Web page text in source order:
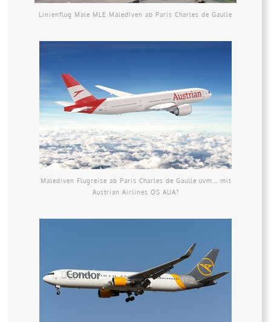
Linienflug Male MLE Malediven ab Paris Charles de Gaulle
Malediven Flugreise ab Paris Charles de Gaulle uvm... mit
Austrian Airlines OS AUA?